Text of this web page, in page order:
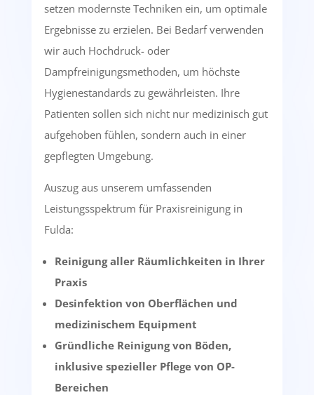
setzen modernste Techniken ein, um optimale
Ergebnisse zu erzielen. Bei Bedarf verwenden
wir auch Hochdruck- oder
Dampfreinigungsmethoden, um höchste
Hygienestandards zu gewährleisten. Ihre
Patienten sollen sich nicht nur medizinisch gut
aufgehoben fühlen, sondern auch in einer
gepflegten Umgebung.
Auszug aus unserem umfassenden
Leistungsspektrum für Praxisreinigung in
Fulda:
Reinigung aller Räumlichkeiten in Ihrer
Praxis
Desinfektion von Oberflächen und
medizinischem Equipment
Gründliche Reinigung von Böden,
inklusive spezieller Pflege von OP-
Bereichen